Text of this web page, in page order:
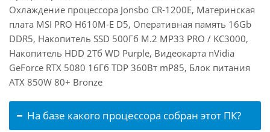
Охлаждение процессора Jonsbo CR-1200E, Материнская
плата MSI PRO H610M-E D5, Оперативная память 16Gb
DDR5, Накопитель SSD 500Гб M.2 MP33 PRO / KC3000,
Накопитель HDD 2Тб WD Purple, Видеокарта nVidia
GeForce RTX 5080 16Гб TDP 360Вт mP85, Блок питания
ATX 850W 80+ Bronze
На базе какого процессора собран этот ПК?